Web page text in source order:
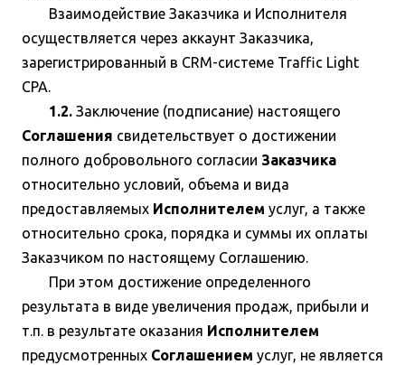
Взаимодействие Заказчика и Исполнителя
осуществляется через аккаунт Заказчика,
зарегистрированный в CRM-системе Traffic Light
CPA.
1.2. Заключение (подписание) настоящего
Соглашения свидетельствует о достижении
полного добровольного согласии Заказчика
относительно условий, объема и вида
предоставляемых Исполнителем услуг, а также
относительно срока, порядка и суммы их оплаты
Заказчиком по настоящему Соглашению.
При этом достижение определенного
результата в виде увеличения продаж, прибыли и
т.п. в результате оказания Исполнителем
предусмотренных Соглашением услуг, не является